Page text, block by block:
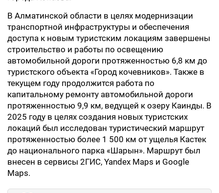
В Алматинской области в целях модернизации
транспортной инфраструктуры и обеспечения
доступа к новым туристским локациям завершены
строительство и работы по освещению
автомобильной дороги протяженностью 6,8 км до
туристского объекта «Город кочевников». Также в
текущем году продолжится работа по
капитальному ремонту автомобильной дороги
протяженностью 9,9 км, ведущей к озеру Каинды. В
2025 году в целях создания новых туристских
локаций был исследован туристический маршрут
протяженностью более 1 500 км от ущелья Кастек
до национального парка «Шарын». Маршрут был
внесен в сервисы 2ГИС, Yandex Maps и Google
Maps.